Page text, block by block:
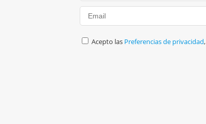
Acepto las Preferencias de privacidad,